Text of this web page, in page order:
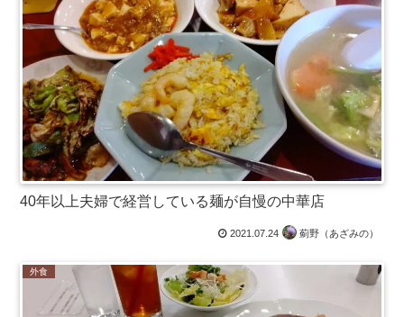
40年以上夫婦で経営している麺が自慢の中華店
2021.07.24 薊野（あざみの）
外食